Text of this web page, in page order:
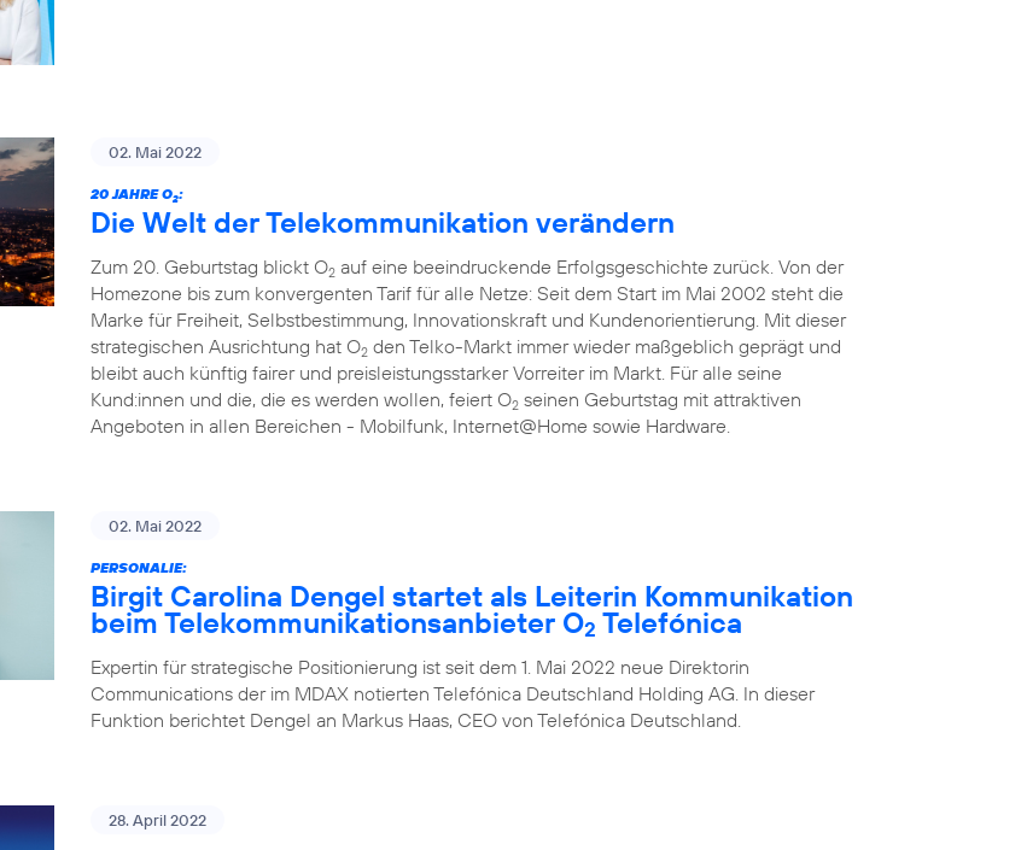
02. Mai 2022
20 JAHRE O2:
Die Welt der Telekommunikation verändern
Zum 20. Geburtstag blickt O2 auf eine beeindruckende Erfolgsgeschichte zurück. Von der
Homezone bis zum konvergenten Tarif für alle Netze: Seit dem Start im Mai 2002 steht die
Marke für Freiheit, Selbstbestimmung, Innovationskraft und Kundenorientierung. Mit dieser
strategischen Ausrichtung hat O2 den Telko-Markt immer wieder maßgeblich geprägt und
bleibt auch künftig fairer und preisleistungsstarker Vorreiter im Markt. Für alle seine
Kund:innen und die, die es werden wollen, feiert O2 seinen Geburtstag mit attraktiven
Angeboten in allen Bereichen - Mobilfunk, Internet@Home sowie Hardware.
02. Mai 2022
PERSONALIE:
Birgit Carolina Dengel startet als Leiterin Kommunikation
beim Telekommunikationsanbieter O2 Telefónica
Expertin für strategische Positionierung ist seit dem 1. Mai 2022 neue Direktorin
Communications der im MDAX notierten Telefónica Deutschland Holding AG. In dieser
Funktion berichtet Dengel an Markus Haas, CEO von Telefónica Deutschland.
28. April 2022